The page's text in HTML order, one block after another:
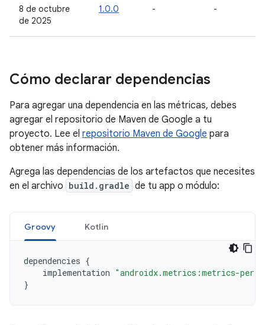
8 de octubre
de 2025
1.0.0 - -
Cómo declarar dependencias
Para agregar una dependencia en las métricas, debes
agregar el repositorio de Maven de Google a tu
proyecto. Lee el repositorio Maven de Google para
obtener más información.
Agrega las dependencias de los artefactos que necesites
en el archivo build.gradle de tu app o módulo:
Groovy Kotlin
dependencies {
implementation "androidx.metrics:metrics-
}